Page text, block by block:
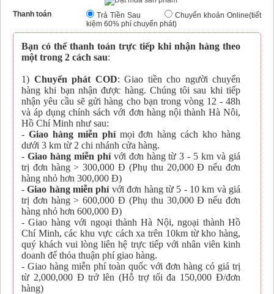
Thanh toán Trả Tiền Sau
Chuyển khoản Online(tiết
kiệm 60% phí chuyển phát)
Bạn có thể thanh toán trực tiếp khi nhận hàng theo
một trong 2 cách sau:
1) Chuyển phát COD: Giao tiền cho người chuyển
hàng khi bạn nhận được hàng. Chúng tôi sau khi tiếp
nhận yêu cầu sẽ gửi hàng cho bạn trong vòng 12 - 48h
và áp dụng chính sách với đơn hàng nội thành Hà Nôi,
Hồ Chí Minh như sau:
- Giao hàng miễn phímọi đơn hàng cách kho hàng
dưới 3 km từ 2 chi nhánh cửa hàng.
- Giao hàng miễn phívới đơn hàng từ 3 - 5 km và giá
trị đơn hàng > 300,000 Đ (Phụ thu 20,000 Đ nếu đơn
hàng nhỏ hơn 300,000 Đ)
-Giao hàng miễn phívới đơn hàng từ 5 - 10 km và giá
trị đơn hàng > 600,000 Đ (Phụ thu 30,000 Đ nếu đơn
hàng nhỏ hơn 600,000 Đ)
- Giao hàng với ngoại thành Hà Nội, ngoại thành Hồ
Chí Minh, các khu vực cách xa trên 10km từ kho hàng,
quý khách vui lòng liên hệ trực tiếp với nhân viên kinh
doanh để thỏa thuận phí giao hàng.
- Giao hàng miễn phí toàn quốc với đơn hàng có giá trị
từ 2,000,000 Đ trở lên (Hỗ trợ tối đa 150,000 Đ/đơn
hàng)